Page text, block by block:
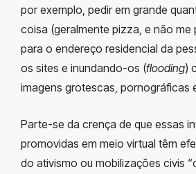
por exemplo, pedir em grande
coisa (geralmente pizza, e não me
para o endereço residencial da
os sites e inundando-os (flooding)
imagens grotescas, pornográficas
Parte-se da crença de que essas
promovidas em meio virtual têm
do ativismo ou mobilizações civis